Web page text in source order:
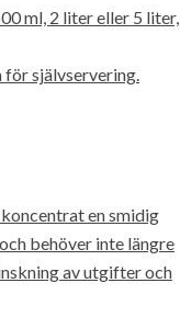
ml, 2 liter eller 5 liter,
självservering.
en smidig
behöver inte längre
av utgifter och